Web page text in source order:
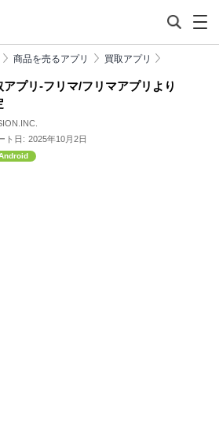
商品を売るアプリ 買取アプリ
プリ-フリマ/フリマアプリより
ト日: 2025年10月2日